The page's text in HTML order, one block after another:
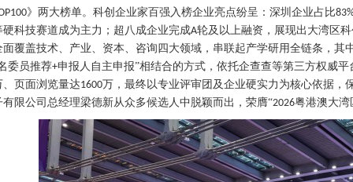
》两大榜单。科创企业家百强入榜企业亮点纷呈：深圳企业占比
硬科技赛道成为主力；超八成企业完成A轮及以上融资，展现出大湾区
面覆盖技术、产业、资本、咨询四大领域，串联起产学研用全链条，其
委员推荐+申报人自主申报”相结合的方式，依托企查查等第三方权威
、页面浏览量达1600万，最终以专业评审团及企业硬实力为核心依据，
有限公司总经理梁德新从众多候选人中脱颖而出，荣膺“2026粤港澳大湾